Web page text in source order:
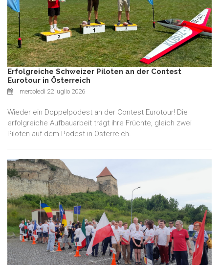
Erfolgreiche Schweizer Piloten an der Contest
Eurotour in Österreich
mercoledì 22 luglio 2026
Wieder ein Doppelpodest an der Contest Eurotour! Die
erfolgreiche Aufbauarbeit trägt ihre Früchte, gleich zwei
Piloten auf dem Podest in Österreich.